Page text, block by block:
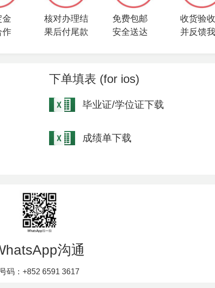
金
作
核对办理结
果后付尾款
免费包邮
安全送达
收货验
并反馈
下单填表 (for ios)
毕业证/学位证下载
成绩单下载
沟通
码：+852 6591 3617